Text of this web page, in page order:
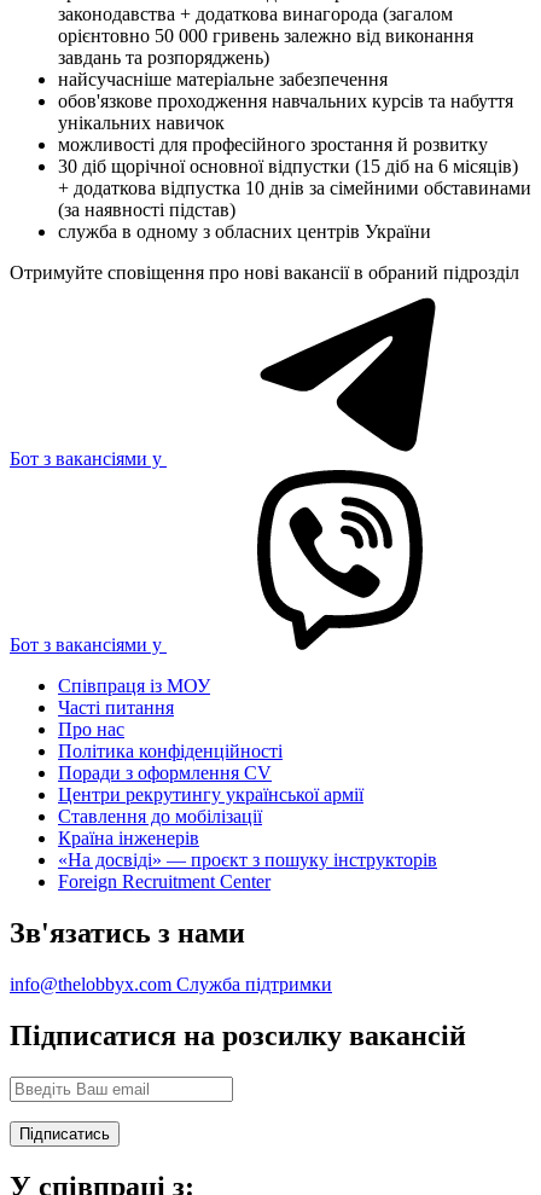
законодавства + додаткова винагорода (загалом
орієнтовно 50 000 гривень залежно від виконання
завдань та розпоряджень)
найсучасніше матеріальне забезпечення
обов'язкове проходження навчальних курсів та набуття
унікальних навичок
можливості для професійного зростання й розвитку
30 діб щорічної основної відпустки (15 діб на 6 місяців)
+ додаткова відпустка 10 днів за сімейними обставинами
(за наявності підстав)
служба в одному з обласних центрів України
Отримуйте сповіщення про нові вакансії в обраний підрозділ
Бот з вакансіями у
Бот з вакансіями у
Співпраця із МОУ
Часті питання
Про нас
Політика конфіденційності
Поради з оформлення CV
Центри рекрутингу української армії
Ставлення до мобілізації
Країна інженерів
«На досвіді» — проєкт з пошуку інструкторів
Foreign Recruitment Center
Зв'язатись з нами
info@thelobbyx.com Служба підтримки
Підписатися на розсилку вакансій
У співпраці з: